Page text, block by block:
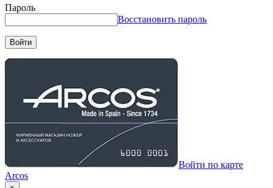
Пароль
Восстановить пароль
Войти
Войти по карте
Arcos